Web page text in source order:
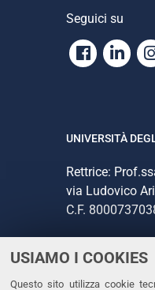
USIAMO I COOKIES
Questo sito utilizza cookie
Seguici su
UNIVERSITÀ
Rettrice:
via Ludovico
C.F.
CONTATTI